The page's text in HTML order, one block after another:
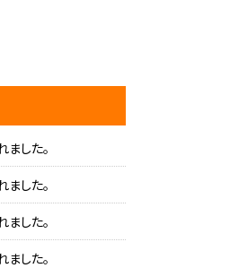
した。
した。
した。
した。